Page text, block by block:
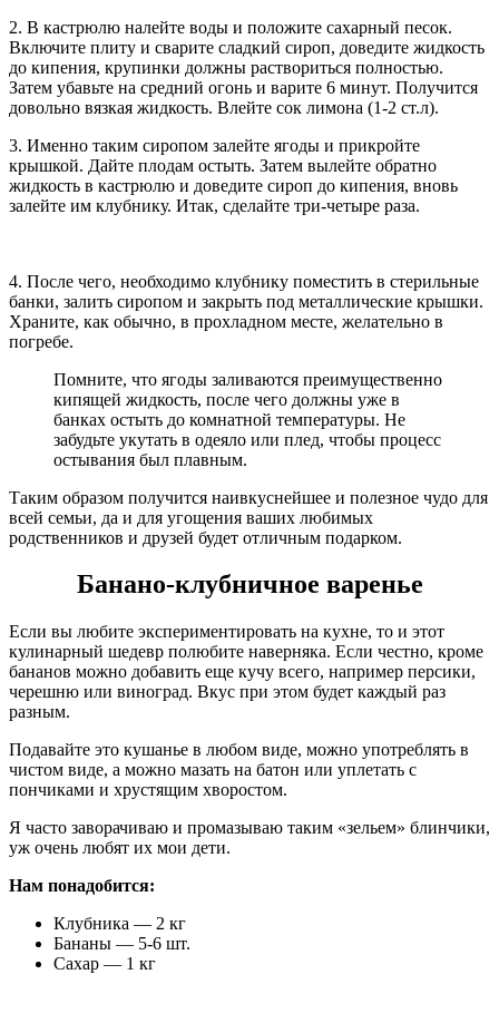
2. В кастрюлю налейте воды и положите сахарный песок.
Включите плиту и сварите сладкий сироп, доведите жидкость
до кипения, крупинки должны раствориться полностью.
Затем убавьте на средний огонь и варите 6 минут. Получится
довольно вязкая жидкость. Влейте сок лимона (1-2 ст.л).
3. Именно таким сиропом залейте ягоды и прикройте
крышкой. Дайте плодам остыть. Затем вылейте обратно
жидкость в кастрюлю и доведите сироп до кипения, вновь
залейте им клубнику. Итак, сделайте три-четыре раза.
4. После чего, необходимо клубнику поместить в стерильные
банки, залить сиропом и закрыть под металлические крышки.
Храните, как обычно, в прохладном месте, желательно в
погребе.
Помните, что ягоды заливаются преимущественно
кипящей жидкость, после чего должны уже в
банках остыть до комнатной температуры. Не
забудьте укутать в одеяло или плед, чтобы процесс
остывания был плавным.
Таким образом получится наивкуснейшее и полезное чудо для
всей семьи, да и для угощения ваших любимых
родственников и друзей будет отличным подарком.
Банано-клубничное варенье
Если вы любите экспериментировать на кухне, то и этот
кулинарный шедевр полюбите наверняка. Если честно, кроме
бананов можно добавить еще кучу всего, например персики,
черешню или виноград. Вкус при этом будет каждый раз
разным.
Подавайте это кушанье в любом виде, можно употреблять в
чистом виде, а можно мазать на батон или уплетать с
пончиками и хрустящим хворостом.
Я часто заворачиваю и промазываю таким «зельем» блинчики,
уж очень любят их мои дети.
Нам понадобится:
Клубника — 2 кг
Бананы — 5-6 шт.
Сахар — 1 кг